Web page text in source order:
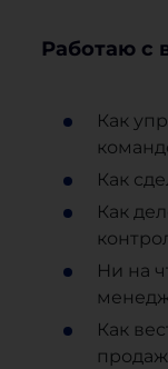
Работаю с
Как
Как
Как
Ни на
Как